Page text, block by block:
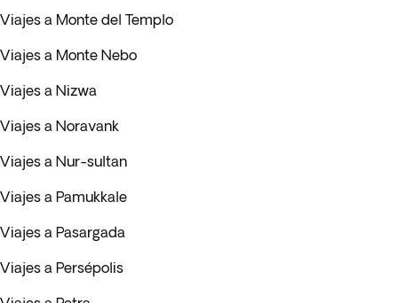
Viajes a Monte del Templo
Viajes a Monte Nebo
Viajes a Nizwa
Viajes a Noravank
Viajes a Nur-sultan
Viajes a Pamukkale
Viajes a Pasargada
Viajes a Persépolis